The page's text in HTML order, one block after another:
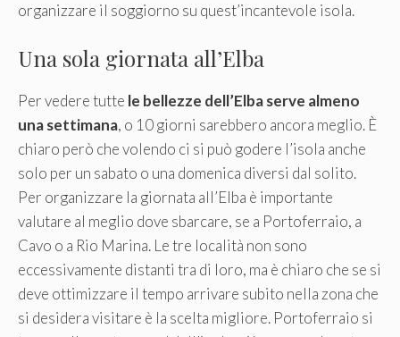
organizzare il soggiorno su quest’incantevole isola.
Una sola giornata all’Elba
Per vedere tutte le bellezze dell’Elba serve almeno
una settimana, o 10 giorni sarebbero ancora meglio. È
chiaro però che volendo ci si può godere l’isola anche
solo per un sabato o una domenica diversi dal solito.
Per organizzare la giornata all’Elba è importante
valutare al meglio dove sbarcare, se a Portoferraio, a
Cavo o a Rio Marina. Le tre località non sono
eccessivamente distanti tra di loro, ma è chiaro che se si
deve ottimizzare il tempo arrivare subito nella zona che
si desidera visitare è la scelta migliore. Portoferraio si